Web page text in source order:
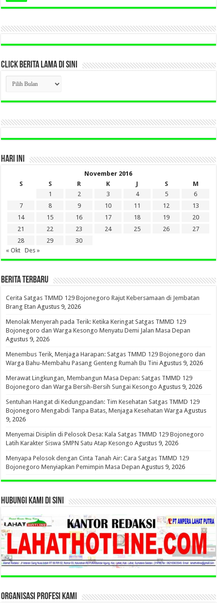
CLICK BERITA LAMA DI SINI
CLICK
BERITA
LAMA
DI
HARI INI
November 2016
S
S R K J S
M
1
2 3 4 5
6
7
8 9 10 11 12
13
14
15 16 17 18 19
20
21
22 23 24 25 26
27
28
29
30
« Okt
Des »
BERITA TERBARU
Cerita Satgas TMMD 129 Bojonegoro Rajut Kebersamaan di Jembatan
Brang Etan Agustus 9, 2026
Menolak Menyerah pada Terik: Ketika Keringat Satgas TMMD 129
Bojonegoro dan Warga Kesongo Menyatu Demi Jalan Masa Depan
Agustus 9, 2026
Menembus Terik, Menjaga Harapan: Satgas TMMD 129 Bojonegoro dan
Warga Bahu-Membahu Pasang Genteng Rumah Bu Tini Agustus 9, 2026
Merawat Lingkungan, Membangun Masa Depan: Satgas TMMD 129
Bojonegoro dan Warga Bersih-Bersih Sungai Kesongo Agustus 9, 2026
Sentuhan Hangat di Kedungpandan: Tim Kesehatan Satgas TMMD 129
Bojonegoro Mengabdi Tanpa Batas, Menjaga Kesehatan Warga Agustus
9, 2026
Menyemai Disiplin di Pelosok Desa: Kala Satgas TMMD 129 Bojonegoro
Latih Karakter Siswa SMPN Satu Atap Kesongo Agustus 9, 2026
Menyapa Pelosok dengan Cinta Tanah Air: Cara Satgas TMMD 129
Bojonegoro Menyiapkan Pemimpin Masa Depan Agustus 9, 2026
HUBUNGI KAMI DI SINI
ORGANISASI PROFESI KAMI